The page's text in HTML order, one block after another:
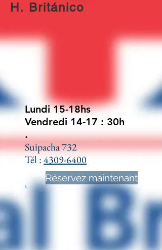
H. Británico
Lundi 15-18hs
Vendredi 14-17 : 30h
.
Suipacha 732
Tél :‍4309-6400
.
Réservez maintenant